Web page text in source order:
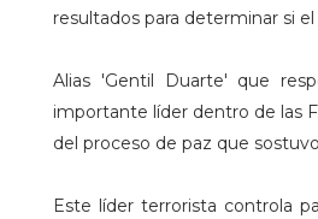
resultados para determinar si
Alias 'Gentil Duarte' que
importante líder dentro de las
del proceso de paz que
Este líder terrorista controla